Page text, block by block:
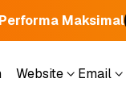
Maksimal
Website
Email